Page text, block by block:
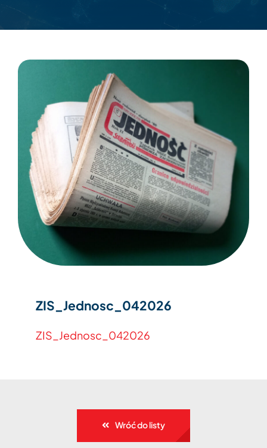
ZIS_Jednosc_042026
ZIS_Jednosc_042026
Wróć do listy